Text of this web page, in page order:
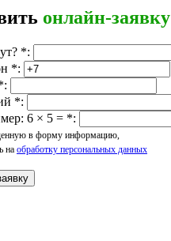
онлайн-заявку
*:
*:
:
*:
6 × 5 = *:
в форму информацию,
на обработку персональных данных